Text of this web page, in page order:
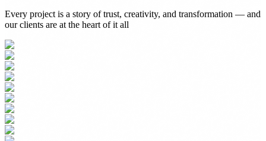
Every project is a story of trust, creativity, and transformation — and
our clients are at the heart of it all